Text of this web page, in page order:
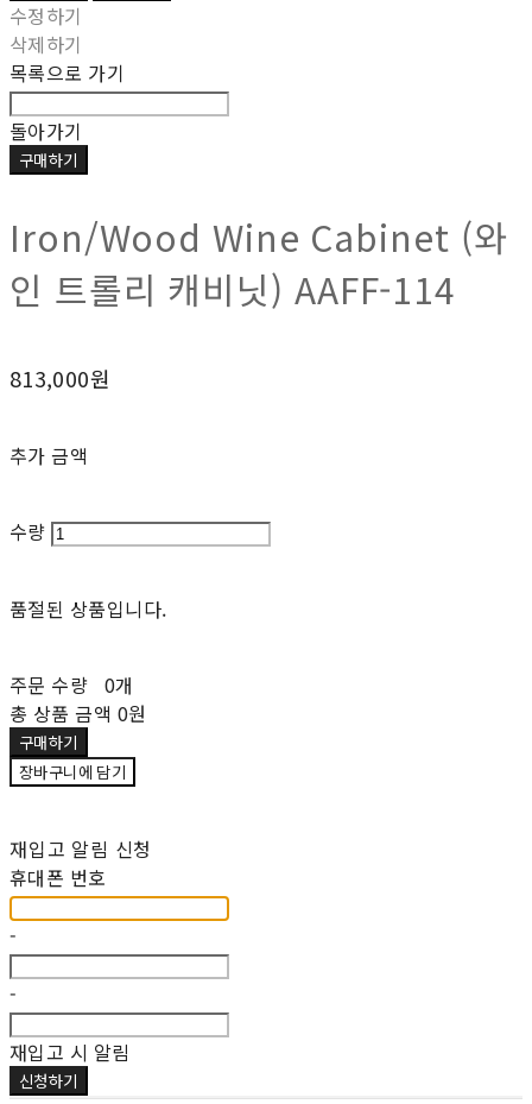
수정하기
삭제하기
목록으로 가기
돌아가기
구매하기
Iron/Wood Wine Cabinet (와
인 트롤리 캐비닛) AAFF-114
813,000원
추가 금액
수량
품절된 상품입니다.
주문 수량 0개
총 상품 금액 0원
구매하기
장바구니에 담기
재입고 알림 신청
휴대폰 번호
-
-
재입고 시 알림
신청하기